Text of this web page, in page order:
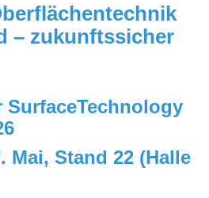
– zukunftssicher
SurfaceTechnology
Mai, Stand 22 (Halle